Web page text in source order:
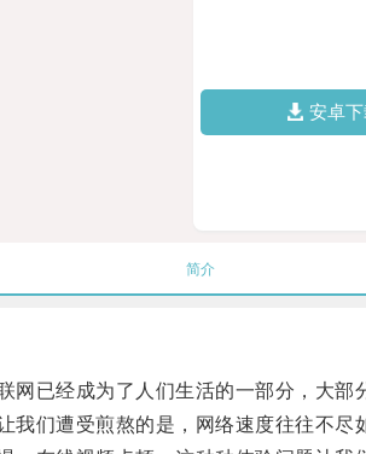
安卓
简介
已经成为了人们生活的一部分，大部
们遭受煎熬的是，网络速度往往不尽